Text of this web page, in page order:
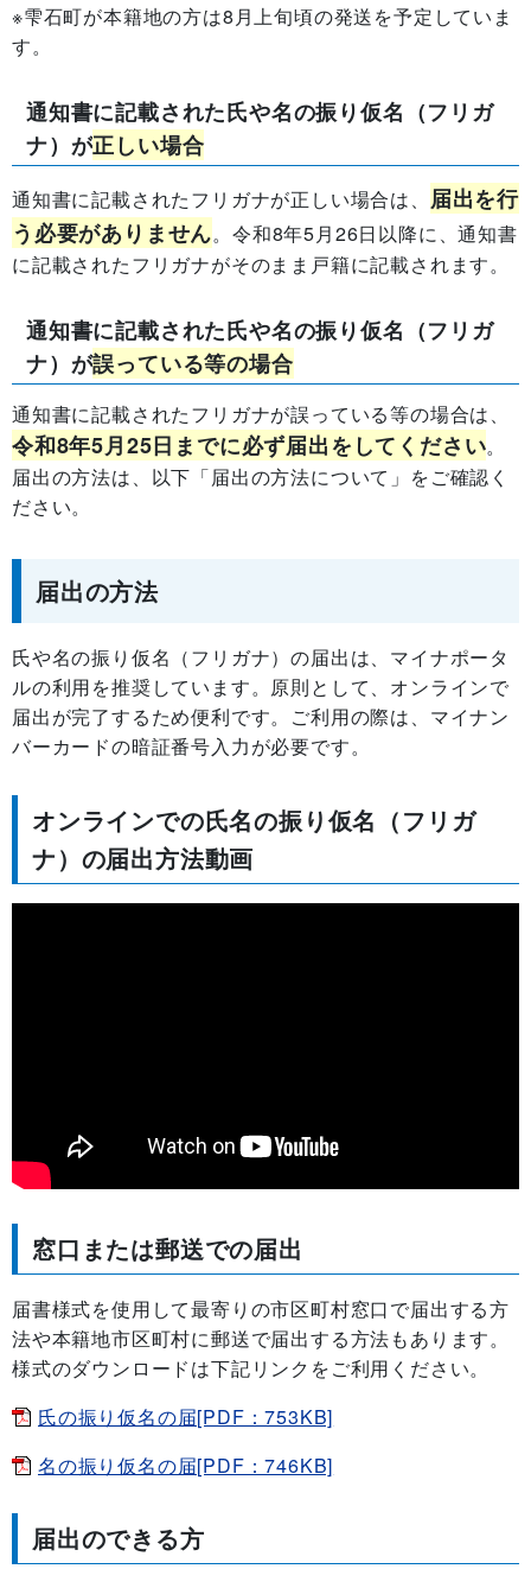
※雫石町が本籍地の方は8月上旬頃の発送を予定していま
す。
通知書に記載された氏や名の振り仮名（フリガ
ナ）が正しい場合
通知書に記載されたフリガナが正しい場合は、 届出を行
う必要がありません。令和8年5月26日以降に、通知書
に記載されたフリガナがそのまま戸籍に記載されます。
通知書に記載された氏や名の振り仮名（フリガ
ナ）が誤っている等の場合
通知書に記載されたフリガナが誤っている等の場合は、
令和8年5月25日までに必ず届出をしてください。
届出の方法は、以下「届出の方法について」をご確認く
ださい。
届出の方法
氏や名の振り仮名（フリガナ）の届出は、マイナポータ
ルの利用を推奨しています。原則として、オンラインで
届出が完了するため便利です。ご利用の際は、マイナン
バーカードの暗証番号入力が必要です。
オンラインでの氏名の振り仮名（フリガ
ナ）の届出方法動画
窓口または郵送での届出
届書様式を使用して最寄りの市区町村窓口で届出する方
法や本籍地市区町村に郵送で届出する方法もあります。
様式のダウンロードは下記リンクをご利用ください。
氏の振り仮名の届[PDF：753KB]
名の振り仮名の届[PDF：746KB]
届出のできる方